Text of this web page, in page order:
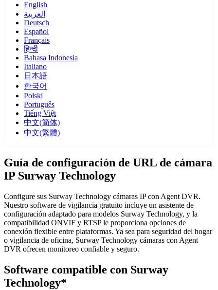
English
العربية
Deutsch
Español
Français
हिन्दी
Bahasa Indonesia
Italiano
日本語
한국어
Polski
Português
Tiếng Việt
中文(简体)
中文(繁體)
Guía de configuración de URL de cámara
IP Surway Technology
Configure sus Surway Technology cámaras IP con Agent DVR.
Nuestro software de vigilancia gratuito incluye un asistente de
configuración adaptado para modelos Surway Technology, y la
compatibilidad ONVIF y RTSP le proporciona opciones de
conexión flexible entre plataformas. Ya sea para seguridad del hogar
o vigilancia de oficina, Surway Technology cámaras con Agent
DVR ofrecen monitoreo confiable y seguro.
Software compatible con Surway
Technology*